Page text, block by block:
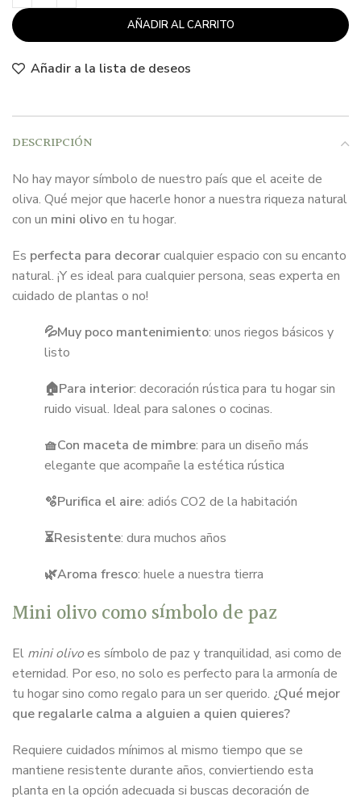
AÑADIR AL CARRITO
Añadir a la lista de deseos
DESCRIPCIÓN
No hay mayor símbolo de nuestro país que el aceite de
oliva. Qué mejor que hacerle honor a nuestra riqueza natural
con un mini olivoen tu hogar.
Es perfecta para decorarcualquier espacio con su encanto
natural. ¡Y es ideal para cualquier persona, seas experta en
cuidado de plantas o no!
💦Muy poco mantenimiento: unos riegos básicos y
listo
🏠Para interior: decoración rústica para tu hogar sin
ruido visual. Ideal para salones o cocinas.
🧺Con maceta de mimbre: para un diseño más
elegante que acompañe la estética rústica
🫧Purifica el aire: adiós CO2 de la habitación
⏳Resistente: dura muchos años
🌿Aroma fresco: huele a nuestra tierra
Mini olivo como símbolo de paz
El mini olivoes símbolo de paz y tranquilidad, asi como de
eternidad. Por eso, no solo es perfecto para la armonía de
tu hogar sino como regalo para un ser querido. ¿Qué mejor
que regalarle calma a alguien a quien quieres?
Requiere cuidados mínimos al mismo tiempo que se
mantiene resistente durante años, conviertiendo esta
planta en la opción adecuada si buscas decoración de